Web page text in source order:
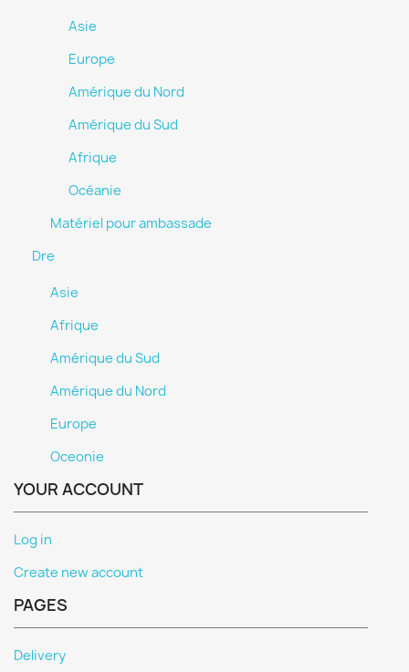
Asie
Europe
Amérique du Nord
Amérique du Sud
Afrique
Océanie
Matériel pour ambassade
Dre
Asie
Afrique
Amérique du Sud
Amérique du Nord
Europe
Oceonie
YOUR ACCOUNT
Log in
Create new account
PAGES
Delivery